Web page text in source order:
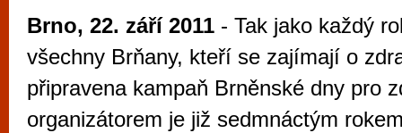
Brno, 22. září 2011 - Tak jako každý
všechny Brňany, kteří se zajímají o
připravena kampaň Brněnské dny pro
organizátorem je již sedmnáctým
Brno je
zajímavé
restaurace,
Mimo jiné je ale také místem, kde si